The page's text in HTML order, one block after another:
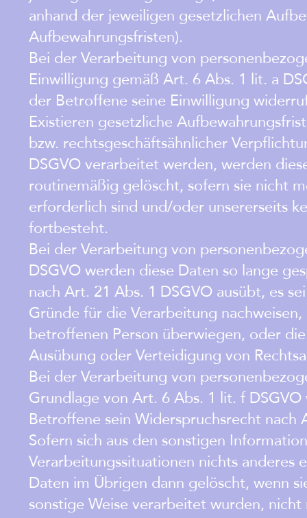
anhand der jeweiligen gesetzlichen
Aufbewahrungsfristen).
Bei der Verarbeitung von
Einwilligung gemäß Art. 6 Abs. 1 lit. a
der Betroffene seine Einwilligung
Existieren gesetzliche
bzw. rechtsgeschäftsähnlicher
DSGVO verarbeitet werden, werden
routinemäßig gelöscht, sofern sie nicht
erforderlich sind und/oder unsererseits
fortbesteht.
Bei der Verarbeitung von
DSGVO werden diese Daten so lange
nach Art. 21 Abs. 1 DSGVO ausübt, es
Gründe für die Verarbeitung
betroffenen Person überwiegen, oder
Ausübung oder Verteidigung von
Bei der Verarbeitung von
Grundlage von Art. 6 Abs. 1 lit. f
Betroffene sein Widerspruchsrecht nach
Sofern sich aus den sonstigen
Verarbeitungssituationen nichts
Daten im Übrigen dann gelöscht, wenn
sonstige Weise verarbeitet wurden,